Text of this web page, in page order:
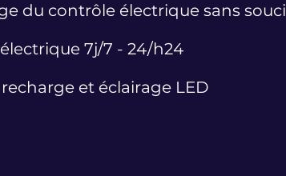
du contrôle électrique sans souci
7j/7 - 24/h24
et éclairage LED